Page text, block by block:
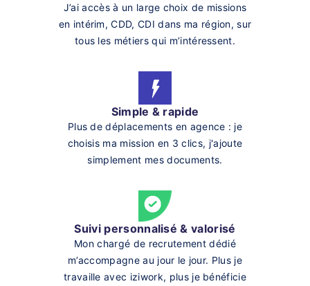
J’ai accès à un large choix de missions
en intérim, CDD, CDI dans ma région, sur
tous les métiers qui m’intéressent.
Simple & rapide
Plus de déplacements en agence : je
choisis ma mission en 3 clics, j'ajoute
simplement mes documents.
Suivi personnalisé & valorisé
Mon chargé de recrutement dédié
m’accompagne au jour le jour. Plus je
travaille avec iziwork, plus je bénéficie